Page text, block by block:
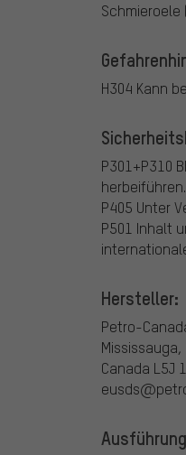
H304 Kann
P301+P310
herbeiführen.
P405 Unter
P501 Inhalt
Hersteller:
Petro-
Mississauga,
Canada L5J